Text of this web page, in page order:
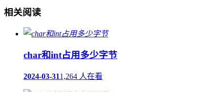
相关阅读
char和int占用多少字节
2024-03-311,264 人在看